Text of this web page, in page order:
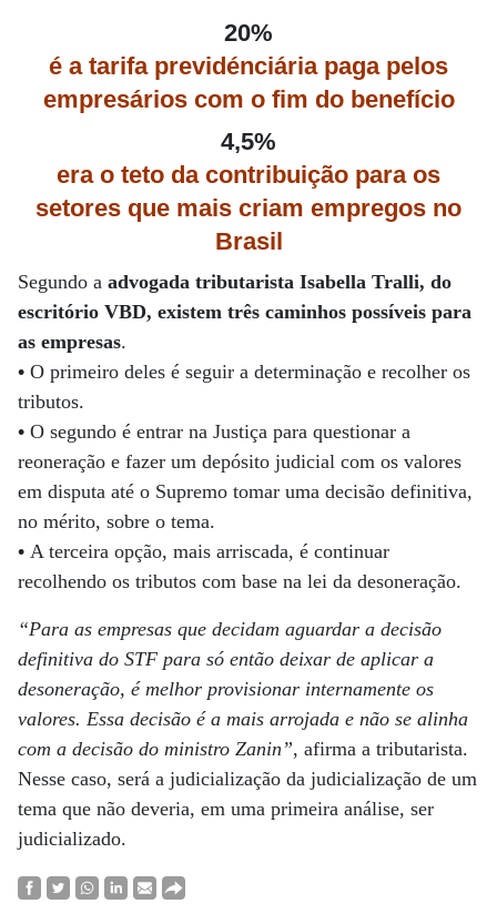
20%
é a tarifa previdénciária paga pelos
empresários com o fim do benefício
4,5%
era o teto da contribuição para os
setores que mais criam empregos no
Brasil
Segundo a advogada tributarista Isabella Tralli, do
escritório VBD, existem três caminhos possíveis para
as empresas.
• O primeiro deles é seguir a determinação e recolher os
tributos.
• O segundo é entrar na Justiça para questionar a
reoneração e fazer um depósito judicial com os valores
em disputa até o Supremo tomar uma decisão definitiva,
no mérito, sobre o tema.
• A terceira opção, mais arriscada, é continuar
recolhendo os tributos com base na lei da desoneração.
“Para as empresas que decidam aguardar a decisão
definitiva do STF para só então deixar de aplicar a
desoneração, é melhor provisionar internamente os
valores. Essa decisão é a mais arrojada e não se alinha
com a decisão do ministro Zanin”, afirma a tributarista.
Nesse caso, será a judicialização da judicialização de um
tema que não deveria, em uma primeira análise, ser
judicializado.